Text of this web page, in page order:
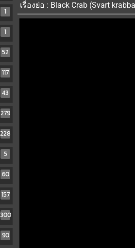
1
1
52
117
43
279
228
5
60
157
300
90
เรื่องย่อ : Black Crab (Svart